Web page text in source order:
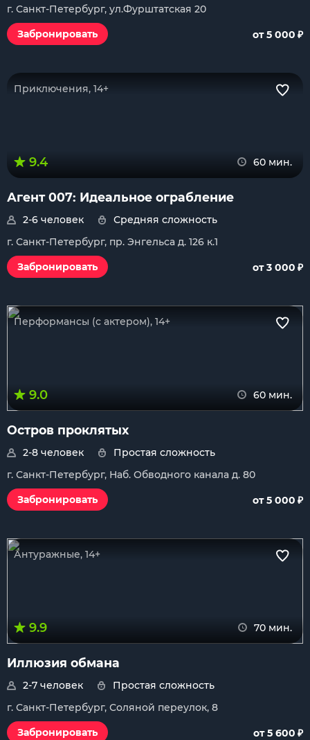
г. Санкт-Петербург, ул.Фурштатская 20
Забронировать
от 5 000 ₽
Приключения, 14+
9.4 60 мин.
Агент 007: Идеальное ограбление
2-6 человек
Средняя сложность
г. Санкт-Петербург, пр. Энгельса д. 126 к.1
Забронировать
от 3 000 ₽
Перформансы (с актером), 14+
9.0 60 мин.
Остров проклятых
2-8 человек
Простая сложность
г. Санкт-Петербург, Наб. Обводного канала д. 80
Забронировать
от 5 000 ₽
Антуражные, 14+
9.9 70 мин.
Иллюзия обмана
2-7 человек
Простая сложность
г. Санкт-Петербург, Соляной переулок, 8
Забронировать
от 5 600 ₽